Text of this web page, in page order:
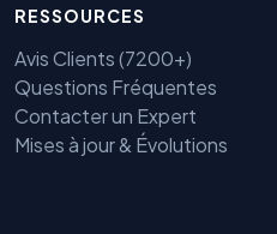
RESSOURCES
Avis Clients (7200+)
Questions Fréquentes
Contacter un Expert
Mises à jour & Évolutions